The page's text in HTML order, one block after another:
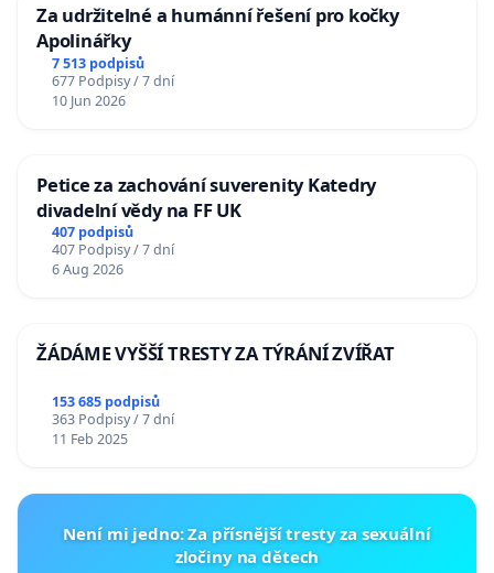
Za udržitelné a humánní řešení pro kočky
Apolinářky
7 513 podpisů
677 Podpisy / 7 dní
10 Jun 2026
Petice za zachování suverenity Katedry
divadelní vědy na FF UK
407 podpisů
407 Podpisy / 7 dní
6 Aug 2026
ŽÁDÁME VYŠŠÍ TRESTY ZA TÝRÁNÍ ZVÍŘAT
153 685 podpisů
363 Podpisy / 7 dní
11 Feb 2025
Není mi jedno: Za přísnější tresty za sexuální
zločiny na dětech